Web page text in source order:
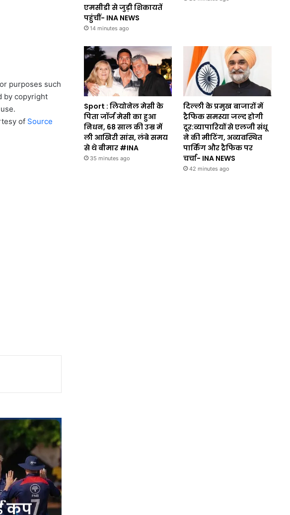
purposes such
by copyright
of Source
एमसीडी से जुड़ी शिकायतें
पहुंचीं- INA NEWS
14 minutes ago
Sport : लियोनेल मेसी के
पिता जॉर्ज मेसी का हुआ
निधन, 68 साल की उम्र में
ली आखिरी सांस, लंबे समय
से थे बीमार #INA
35 minutes ago
दिल्ली के प्रमुख बाजारों में
ट्रैफिक समस्या जल्द होगी
दूर:व्यापारियों से एलजी संधू
ने की मीटिंग, अव्यवस्थित
पार्किंग और ट्रैफिक पर
चर्चा- INA NEWS
42 minutes ago